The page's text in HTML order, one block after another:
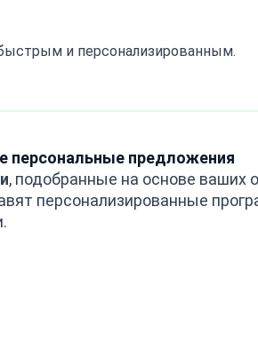
и персонализированным.
персональные предложения
, подобранные на основе ваших
персонализированные